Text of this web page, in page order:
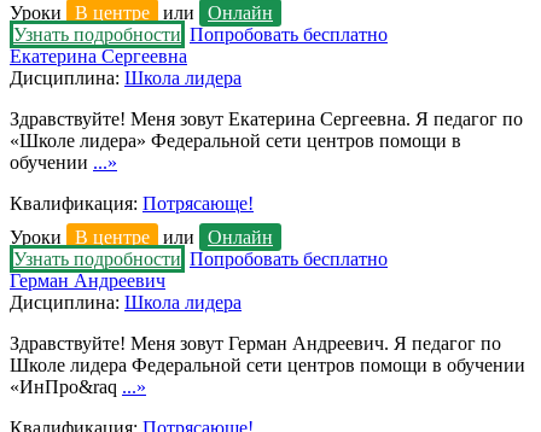
Уроки
В центре или
Онлайн
Узнать подробности Попробовать бесплатно
Екатерина Сергеевна
Дисциплина: Школа лидера
Здравствуйте! Меня зовут Екатерина Сергеевна. Я педагог по
«Школе лидера» Федеральной сети центров помощи в
обучении ...»
Квалификация: Потрясающе!
Уроки
В центре или
Онлайн
Узнать подробности Попробовать бесплатно
Герман Андреевич
Дисциплина: Школа лидера
Здравствуйте! Меня зовут Герман Андреевич. Я педагог по
Школе лидера Федеральной сети центров помощи в обучении
«ИнПро&raq ...»
Квалификация: Потрясающе!